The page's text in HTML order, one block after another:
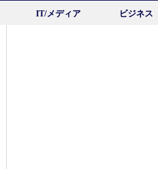
IT/メディア ビジネス